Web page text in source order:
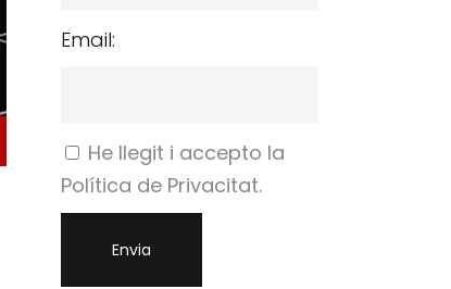
Email:
He llegit i accepto la
Política de Privacitat.